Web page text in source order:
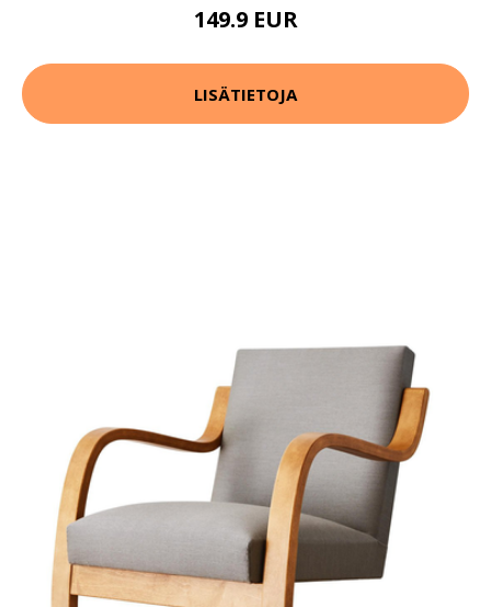
149.9 EUR
LISÄTIETOJA